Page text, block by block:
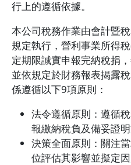
行上的遵循依據。
本公司稅務作業由會計暨
規定執行，營利事業所得
定期限誠實申報完納稅捐
並依規定於財務報表揭露
係遵循以下9項原則：
法令遵循原則：遵循
報繳納稅負及備妥證明
決策全面原則：關注
位評估其影響並擬定因